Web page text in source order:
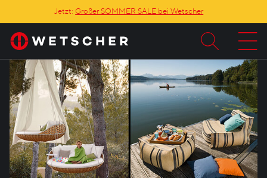
Jetzt:Großer SOMMER SALE bei Wetscher